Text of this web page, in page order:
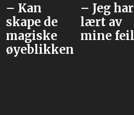
– Jeg har
lært av
mine feil
«Ser ut til
å ha
truffet